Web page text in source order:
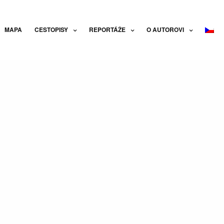
MAPA CESTOPISY REPORTÁŽE O AUTOROVI